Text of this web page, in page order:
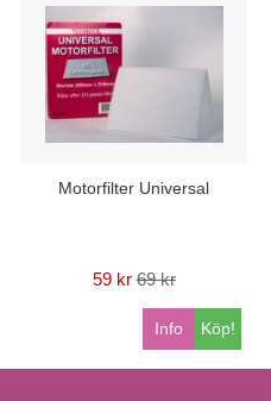
Motorfilter Universal
59 kr 69 kr
Köp!
Info